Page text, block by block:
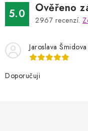
5.0 Ověřeno
2967 recenzí.
Jaroslava Šmidova
Doporučuji